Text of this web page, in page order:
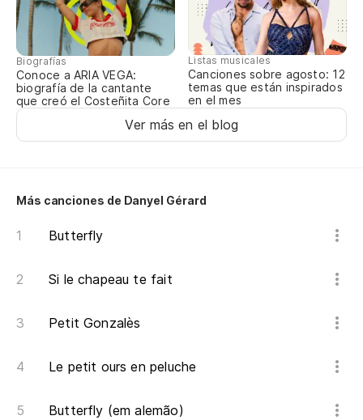
Biografías
Conoce a ARIA VEGA:
biografía de la cantante
que creó el Costeñita Core
Listas musicales
Canciones sobre agosto: 12
temas que están inspirados
en el mes
Ver más en el blog
Más canciones de Danyel Gérard
Butterfly
Si le chapeau te fait
Petit Gonzalès
Le petit ours en peluche
Butterfly (em alemão)